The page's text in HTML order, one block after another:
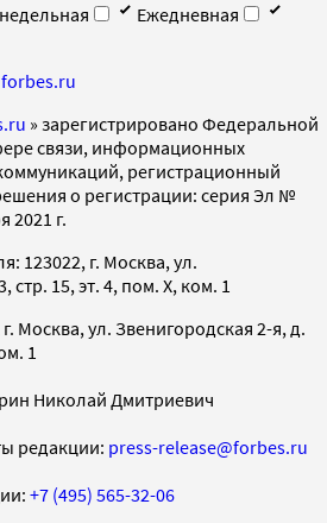
Ежедневная
forbes.ru
» зарегистрировано Федеральной
связи, информационных
регистрационный
о регистрации: серия Эл №
2021 г.
123022, г. Москва, ул.
стр. 15, эт. 4, пом. X, ком. 1
Москва, ул. Звенигородская 2-я, д.
1
Николай Дмитриевич
редакции: press-release@forbes.ru
+7 (495) 565-32-06